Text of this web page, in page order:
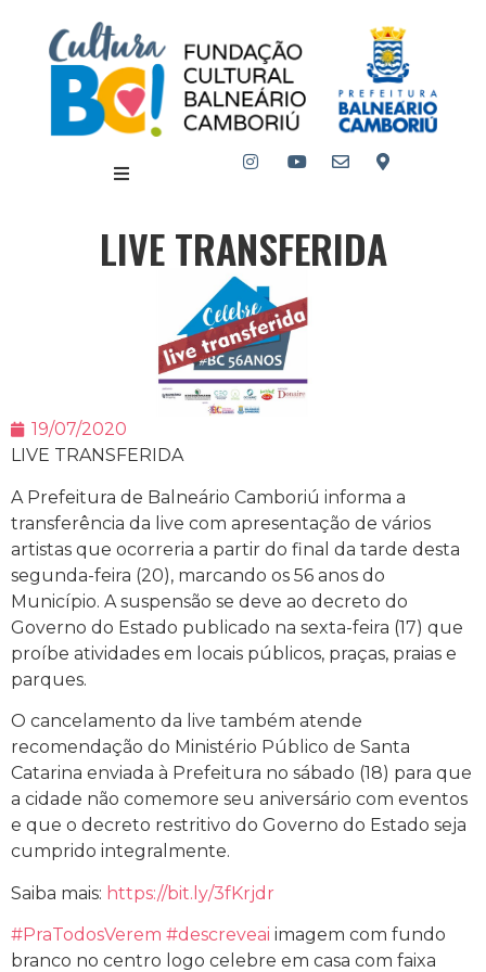
LIVE TRANSFERIDA
19/07/2020
LIVE TRANSFERIDA
A Prefeitura de Balneário Camboriú informa a
transferência da live com apresentação de vários
artistas que ocorreria a partir do final da tarde desta
segunda-feira (20), marcando os 56 anos do
Município. A suspensão se deve ao decreto do
Governo do Estado publicado na sexta-feira (17) que
proíbe atividades em locais públicos, praças, praias e
parques.
O cancelamento da live também atende
recomendação do Ministério Público de Santa
Catarina enviada à Prefeitura no sábado (18) para que
a cidade não comemore seu aniversário com eventos
e que o decreto restritivo do Governo do Estado seja
cumprido integralmente.
Saiba mais: https://bit.ly/3fKrjdr
#PraTodosVerem #descreveai imagem com fundo
branco no centro logo celebre em casa com faixa